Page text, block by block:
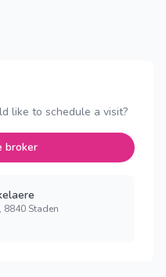
like to schedule a visit?
broker
Staden